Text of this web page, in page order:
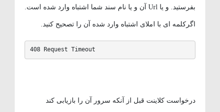
بفرستید. و یا Url آن و یا نام سند شما اشتباه وارد شده است.
اگرکلمه ای با املای اشتباه وارد شده آن را تصحیح کنید.
408 Request Timeout
درخواست کلاینت قبل از آنکه سرور آن را بازیابی کند